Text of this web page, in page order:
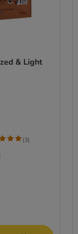
& Light
(3)